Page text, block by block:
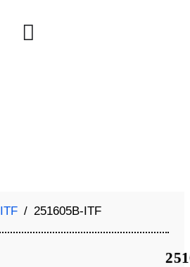
ITF/ 251605B-ITF